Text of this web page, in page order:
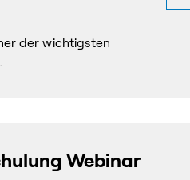
der wichtigsten
Webinar